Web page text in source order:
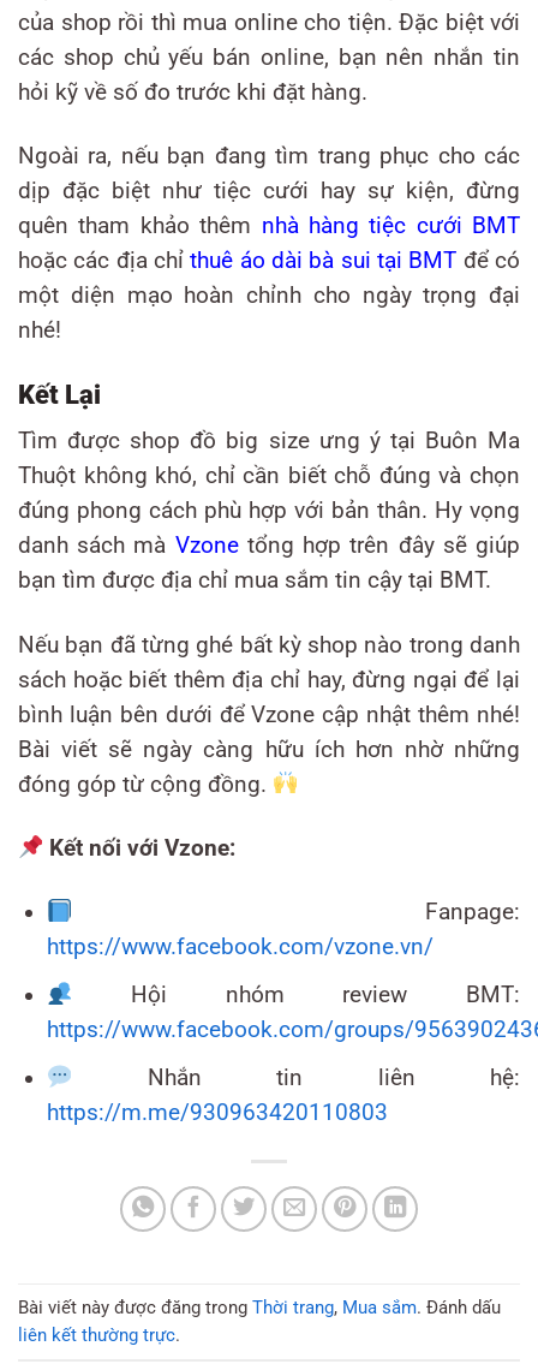
của shop rồi thì mua online cho tiện. Đặc biệt với
các shop chủ yếu bán online, bạn nên nhắn tin
hỏi kỹ về số đo trước khi đặt hàng.
Ngoài ra, nếu bạn đang tìm trang phục cho các
dịp đặc biệt như tiệc cưới hay sự kiện, đừng
quên tham khảo thêm nhà hàng tiệc cưới BMT
hoặc các địa chỉthuê áo dài bà sui tại BMT để có
một diện mạo hoàn chỉnh cho ngày trọng đại
nhé!
Kết Lại
Tìm được shop đồ big size ưng ý tại Buôn Ma
Thuột không khó, chỉ cần biết chỗ đúng và chọn
đúng phong cách phù hợp với bản thân. Hy vọng
danh sách mà Vzonetổng hợp trên đây sẽ giúp
bạn tìm được địa chỉ mua sắm tin cậy tại BMT.
Nếu bạn đã từng ghé bất kỳ shop nào trong danh
sách hoặc biết thêm địa chỉ hay, đừng ngại để lại
bình luận bên dưới để Vzone cập nhật thêm nhé!
Bài viết sẽ ngày càng hữu ích hơn nhờ những
đóng góp từ cộng đồng.
Kết nối với Vzone:
Fanpage:
https://www.facebook.com/vzone.vn/
Hội nhóm review BMT:
https://www.facebook.com/groups/
Nhắn tin liên hệ:
https://m.me/930963420110803
Bài viết này được đăng trong Thời trang, Mua sắm. Đánh dấu
liên kết thường trực.